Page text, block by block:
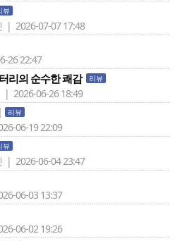
뷰
| 2026-07-07 17:48
26 22:47
리의 순수한 쾌감 리뷰
| 2026-06-26 18:49
리뷰
06-19 22:09
뷰
| 2026-06-04 23:47
06-03 13:37
06-02 19:26